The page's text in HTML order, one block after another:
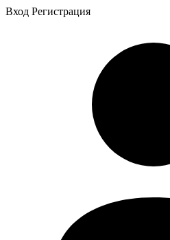
Вход Регистрация